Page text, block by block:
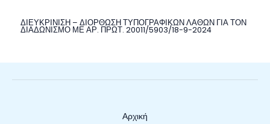
ΔΙΕΥΚΡΙΝΙΣΗ – ΔΙΟΡΘΩΣΗ ΤΥΠΟΓΡΑΦΙΚΩΝ ΛΑΘΩΝ ΓΙΑ ΤΟΝ
ΔΙΑΔΩΝΙΣΜΟ ΜΕ ΑΡ. ΠΡΩΤ. 20011/5903/18-9-2024
Αρχική